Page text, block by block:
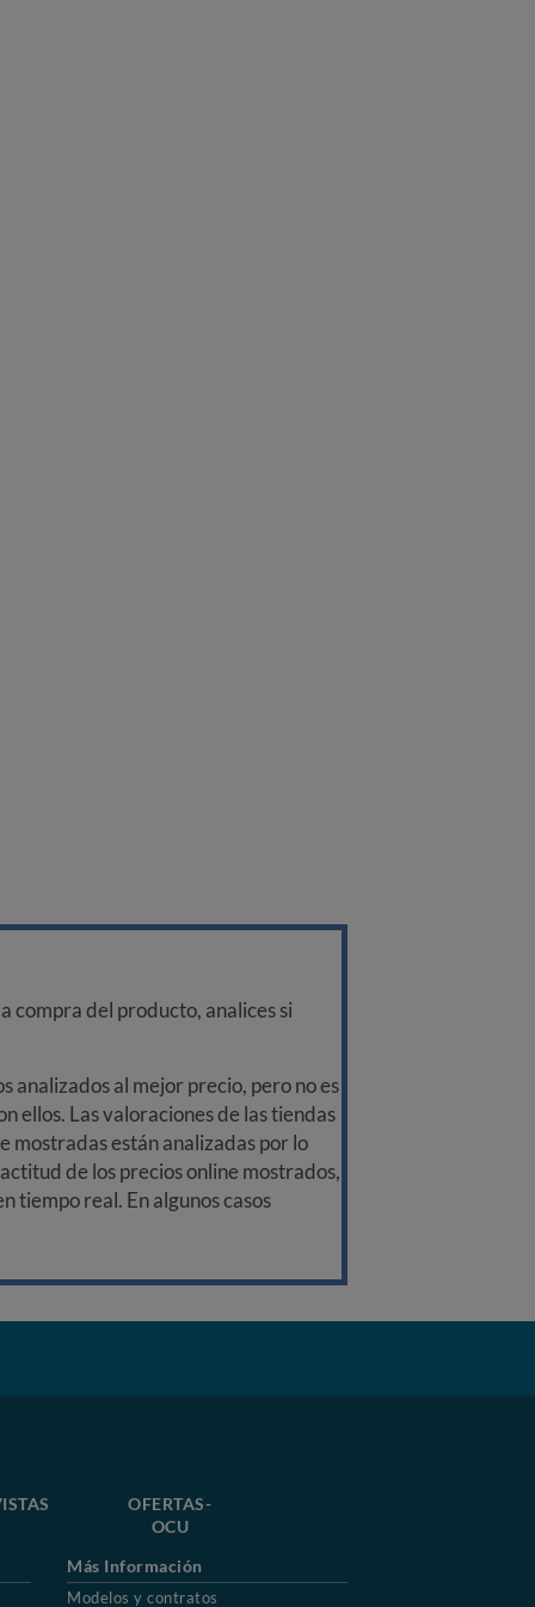
compra del producto, analices si
analizados al mejor precio, pero no es
ellos. Las valoraciones de las tiendas
mostradas están analizadas por lo
de los precios online mostrados,
tiempo real. En algunos casos
OFERTAS-
OCU
Más Información
Modelos y contratos